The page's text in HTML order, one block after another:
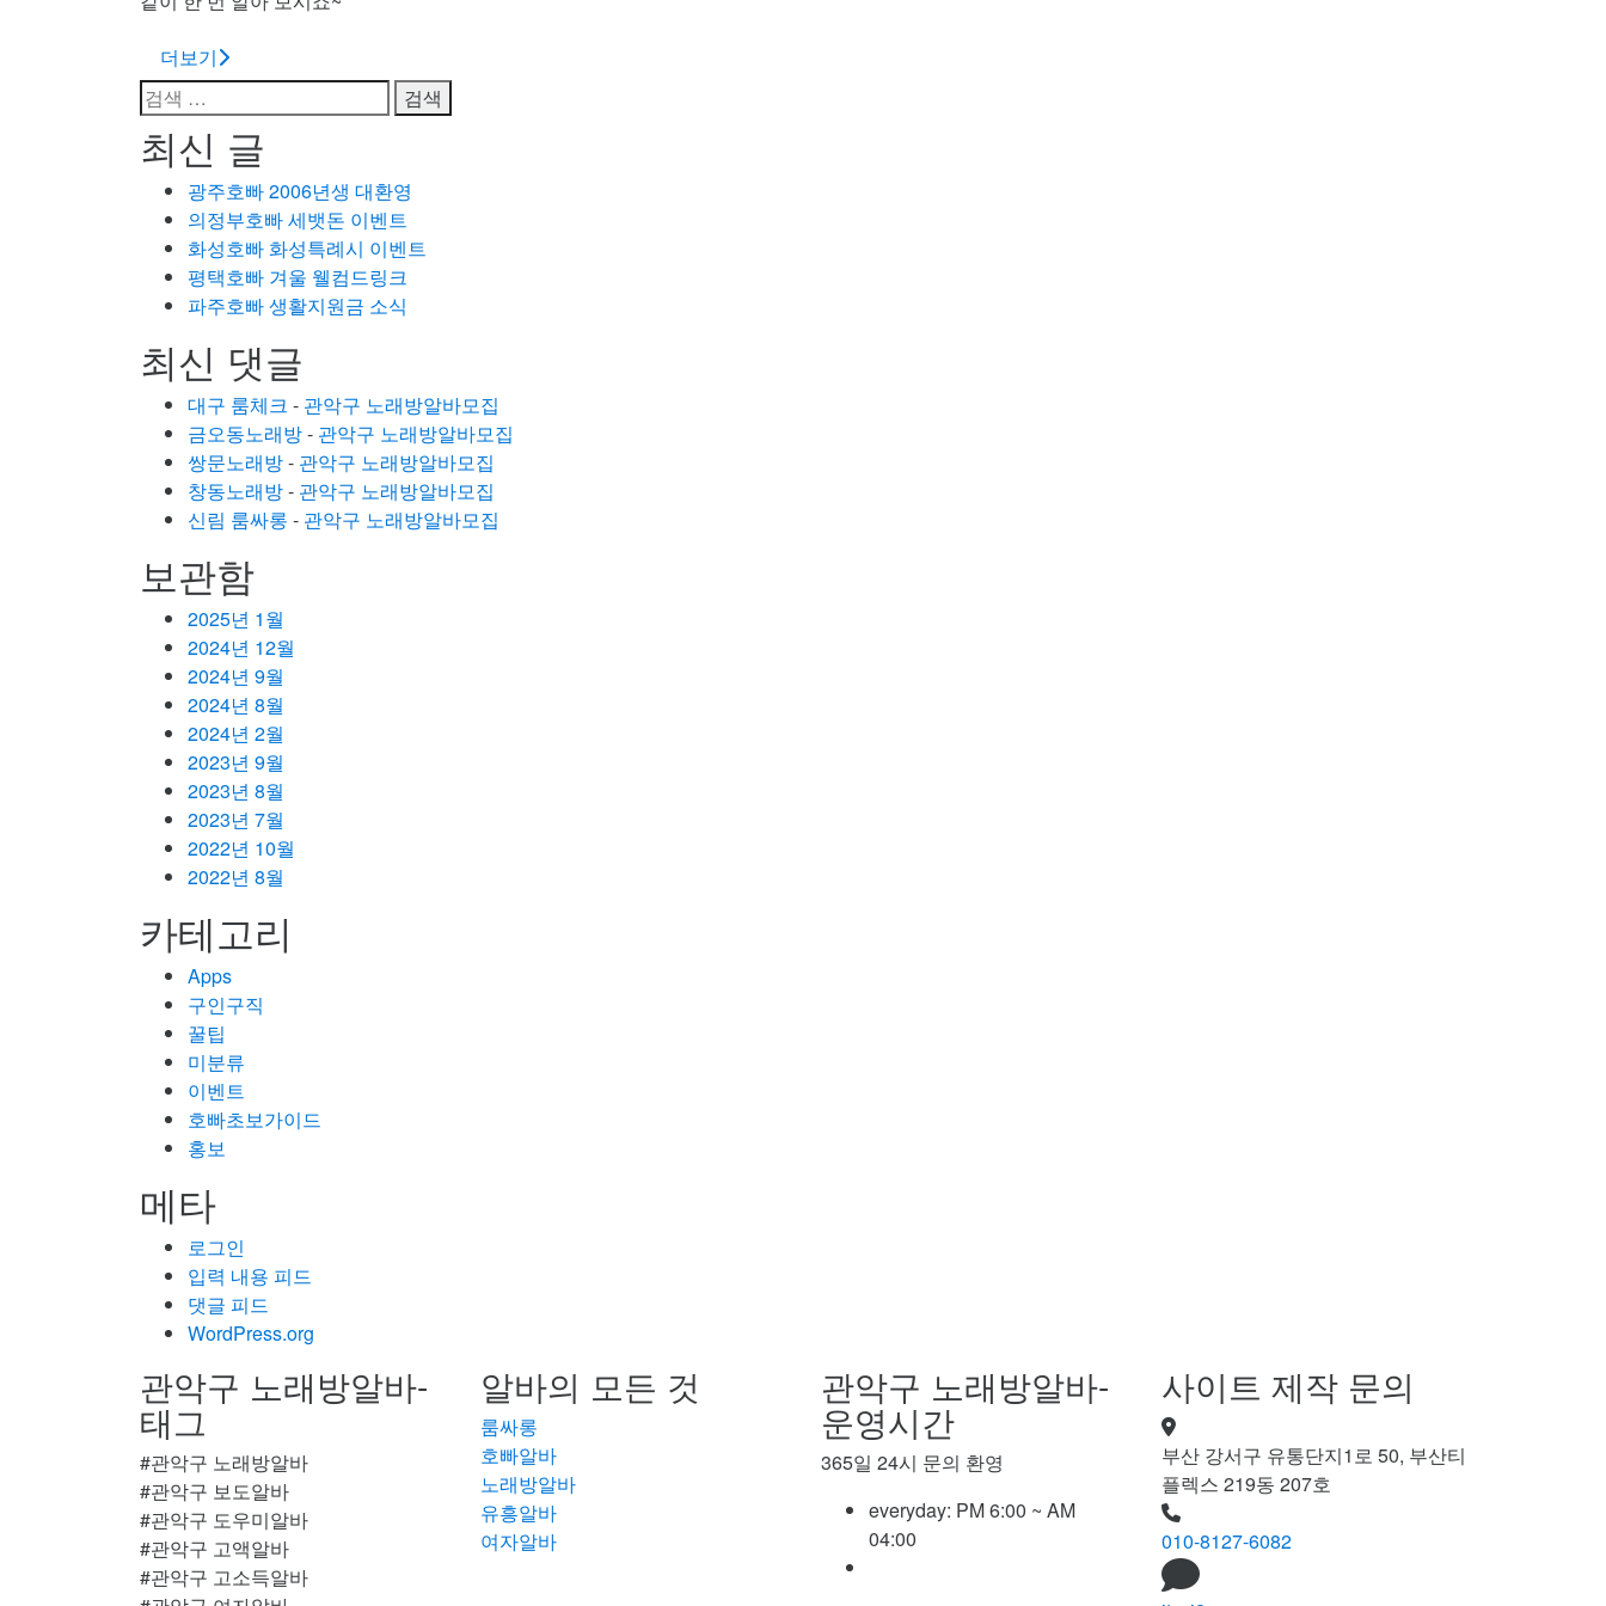
더보기
검
색:
최신 글
광주호빠 2006년생 대환영
의정부호빠 세뱃돈 이벤트
화성호빠 화성특례시 이벤트
평택호빠 겨울 웰컴드링크
파주호빠 생활지원금 소식
최신 댓글
대구 룸체크 - 관악구 노래방알바모집
금오동노래방- 관악구 노래방알바모집
쌍문노래방- 관악구 노래방알바모집
창동노래방- 관악구 노래방알바모집
신림 룸싸롱 - 관악구 노래방알바모집
보관함
2025년 1월
2024년 12월
2024년 9월
2024년 8월
2024년 2월
2023년 9월
2023년 8월
2023년 7월
2022년 10월
2022년 8월
카테고리
Apps
구인구직
꿀팁
미분류
이벤트
호빠초보가이드
홍보
메타
로그인
입력 내용 피드
댓글 피드
WordPress.org
관악구 노래방알바-
태그
#관악구 노래방알바
#관악구 보도알바
#관악구 도우미알바
#관악구 고액알바
#관악구 고소득알바
알바의 모든 것
룸싸롱
호빠알바
노래방알바
유흥알바
여자알바
관악구 노래방알바-
운영시간
365일 24시 문의 환영
everyday: PM 6:00 ~ AM
04:00
사이트 제작 문의
부산 강서구 유통단지1로 50, 부산티
플렉스 219동 207호
010-8127-6082